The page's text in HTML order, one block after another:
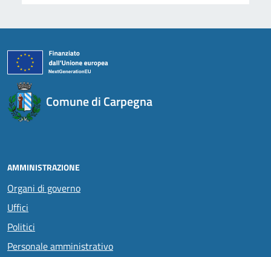
Comune di Carpegna
AMMINISTRAZIONE
Organi di governo
Uffici
Politici
Personale amministrativo